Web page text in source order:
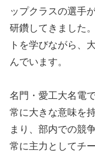
ップクラスの選手
研鑽してきました
トを学びながら、
んでいます。
名門・愛工大名電
常に大きな意味を
まり、部内での競
常に主力としてチ